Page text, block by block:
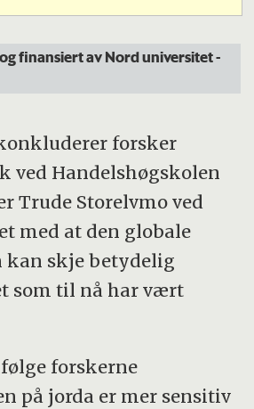
finansiert av Nord universitet-
forsker
ved Handelshøgskolen
Trude Storelvmo ved
med at den globale
kan skje betydelig
som til nå har vært
forskerne
på jorda er mer sensitiv